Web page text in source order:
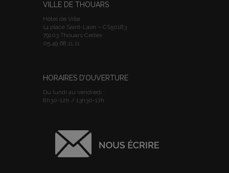
VILLE DE THOUARS
Hôtel de Ville
14 place Saint-Laon – CS50183
79103 Thouars Cedex
05.49.68.11.11
HORAIRES D’OUVERTURE
Du lundi au vendredi :
8h30-12h / 13h30-17h